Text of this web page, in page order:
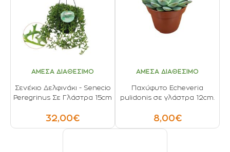
ΑΜΕΣΑ ΔΙΑΘΕΣΙΜΟ
Σενέκιο Δελφινάκι - Senecio
Peregrinus Σε Γλάστρα 15cm
32,00€
ΑΜΕΣΑ ΔΙΑΘΕΣΙΜΟ
Παχύφυτο Echeveria
pulidonis σε γλάστρα 12cm.
8,00€